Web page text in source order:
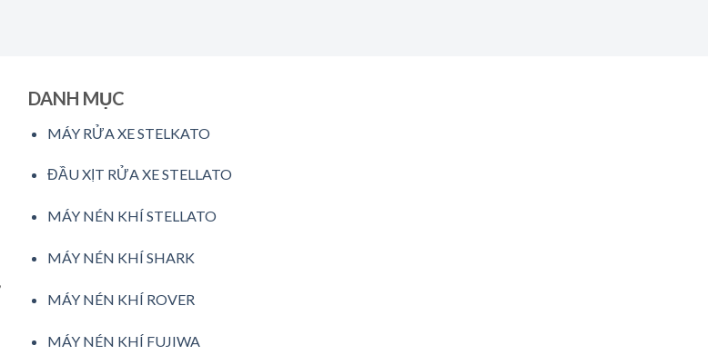
DANH MỤC
MÁY RỬA XE STELKATO
ĐẦU XỊT RỬA XE STELLATO
MÁY NÉN KHÍ STELLATO
MÁY NÉN KHÍ SHARK
MÁY NÉN KHÍ ROVER
MÁY NÉN KHÍ FUJIWA